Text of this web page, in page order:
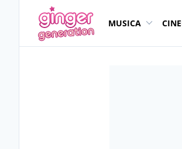
MUSICA